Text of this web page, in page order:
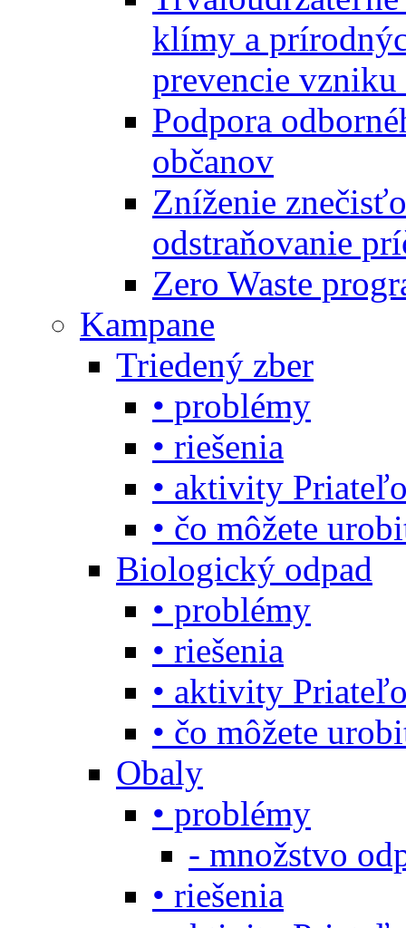
klímy a
prevencie vzniku
Podpora
občanov
Zníženie
odstraňovanie
Zero Waste
Kampane
Triedený zber
• problémy
• riešenia
• aktivity
• čo môžete
Biologický odpad
• problémy
• riešenia
• aktivity
• čo môžete
Obaly
• problémy
- množstvo
• riešenia